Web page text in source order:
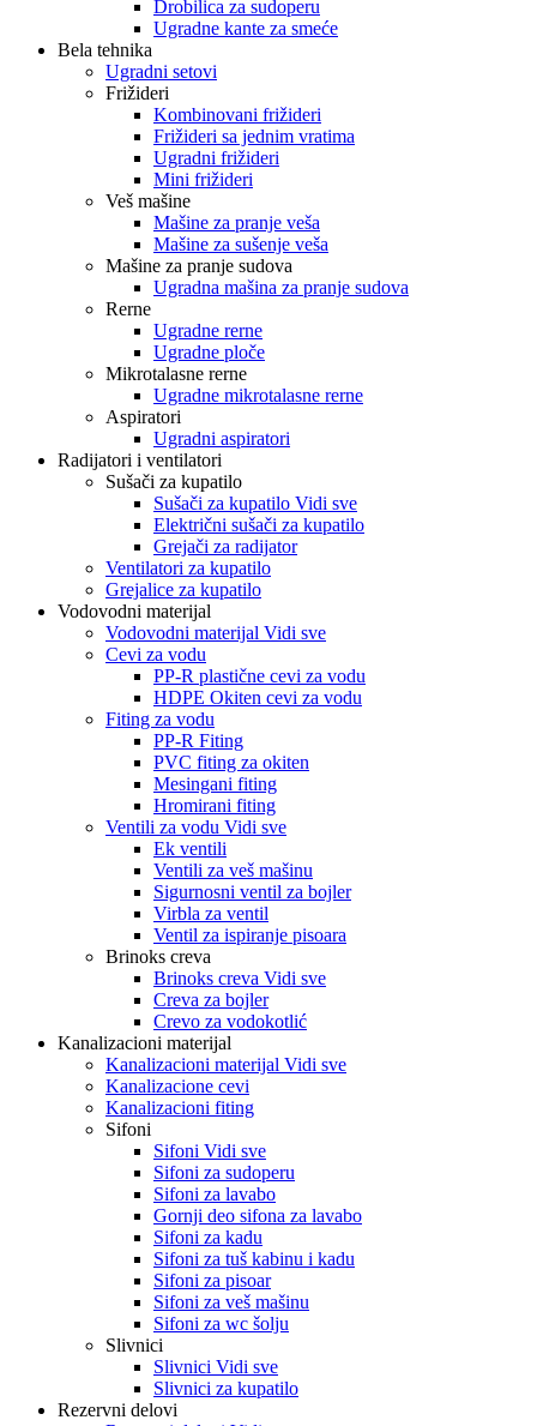
Drobilica za sudoperu
Ugradne kante za smeće
Bela tehnika
Ugradni setovi
Frižideri
Kombinovani frižideri
Frižideri sa jednim vratima
Ugradni frižideri
Mini frižideri
Veš mašine
Mašine za pranje veša
Mašine za sušenje veša
Mašine za pranje sudova
Ugradna mašina za pranje sudova
Rerne
Ugradne rerne
Ugradne ploče
Mikrotalasne rerne
Ugradne mikrotalasne rerne
Aspiratori
Ugradni aspiratori
Radijatori i ventilatori
Sušači za kupatilo
Sušači za kupatilo Vidi sve
Električni sušači za kupatilo
Grejači za radijator
Ventilatori za kupatilo
Grejalice za kupatilo
Vodovodni materijal
Vodovodni materijal Vidi sve
Cevi za vodu
PP-R plastične cevi za vodu
HDPE Okiten cevi za vodu
Fiting za vodu
PP-R Fiting
PVC fiting za okiten
Mesingani fiting
Hromirani fiting
Ventili za vodu Vidi sve
Ek ventili
Ventili za veš mašinu
Sigurnosni ventil za bojler
Virbla za ventil
Ventil za ispiranje pisoara
Brinoks creva
Brinoks creva Vidi sve
Creva za bojler
Crevo za vodokotlić
Kanalizacioni materijal
Kanalizacioni materijal Vidi sve
Kanalizacione cevi
Kanalizacioni fiting
Sifoni
Sifoni Vidi sve
Sifoni za sudoperu
Sifoni za lavabo
Gornji deo sifona za lavabo
Sifoni za kadu
Sifoni za tuš kabinu i kadu
Sifoni za pisoar
Sifoni za veš mašinu
Sifoni za wc šolju
Slivnici
Slivnici Vidi sve
Slivnici za kupatilo
Rezervni delovi